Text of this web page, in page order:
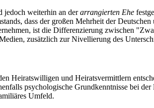
jedoch weiterhin an derarrangierten Ehe
dass der großen Mehrheit der
ist die Differenzierung zwischen
zusätzlich zur Nivellierung des
Heirats­willigen und Heirats­vermittlern
psychologische Grundkenntnisse bei
Umfeld.